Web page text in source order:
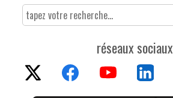
réseaux sociaux